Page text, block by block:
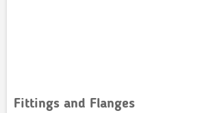
Fittings and Flanges